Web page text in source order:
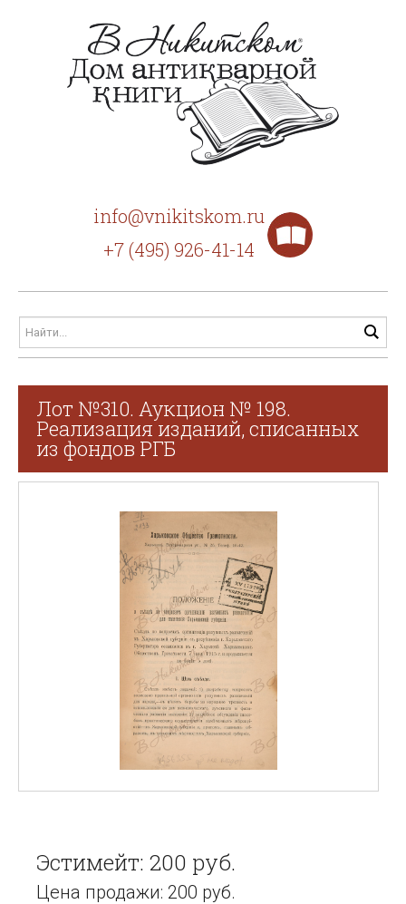
info@vnikitskom.ru
+7 (495) 926-41-14
Лот №310. Аукцион № 198.
Реализация изданий, списанных
из фондов РГБ
Эстимейт: 200 руб.
Цена продажи: 200 руб.